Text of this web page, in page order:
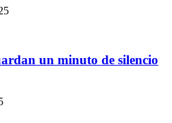
un minuto de silencio